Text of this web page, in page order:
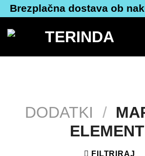
Skoči
na
vsebino
Brezplačna dostava ob
DODATKI /
FILTRIRAJ